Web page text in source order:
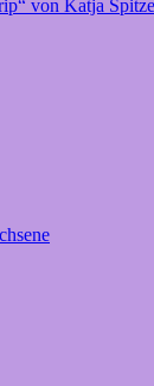
von Katja